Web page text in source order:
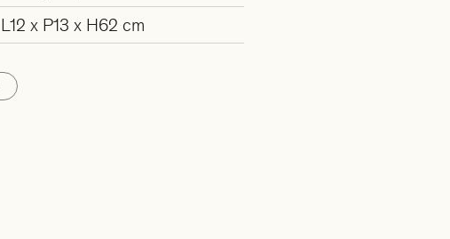
L12 x P13 x H62 cm